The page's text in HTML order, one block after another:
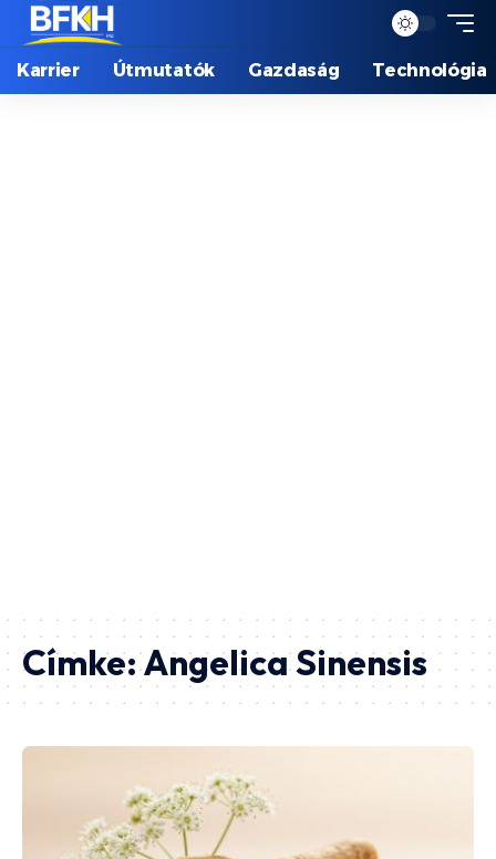
Karrier Útmutatók Gazdaság Technológia
Címke:Angelica Sinensis